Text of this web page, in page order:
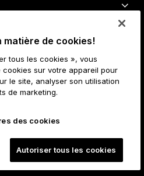
de cookies!
tous les cookies », vous
sur votre appareil pour
le site, analyser son utilisation
de marketing.
des cookies
Autoriser tous les cookies